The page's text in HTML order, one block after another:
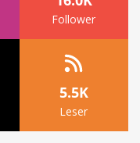
Follower
5.5K
Leser